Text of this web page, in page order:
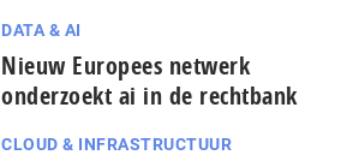
DATA & AI
Nieuw Europees netwerk
onderzoekt ai in de rechtbank
CLOUD & INFRASTRUCTUUR